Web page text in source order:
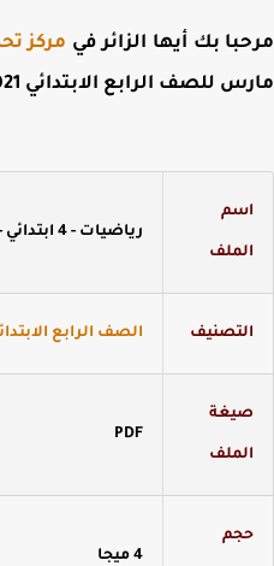
مرحبا بك أيها الزائر في مركز
مارس للصف الرابع الابتدائي 2021
اسم
الملف
رياضيات - 4 ابتدائي - ترم 2 - مراجعة ذاكرولي مارس
التصنيف الصف الرابع
صيغة
الملف
PDF
حجم
4 ميجا